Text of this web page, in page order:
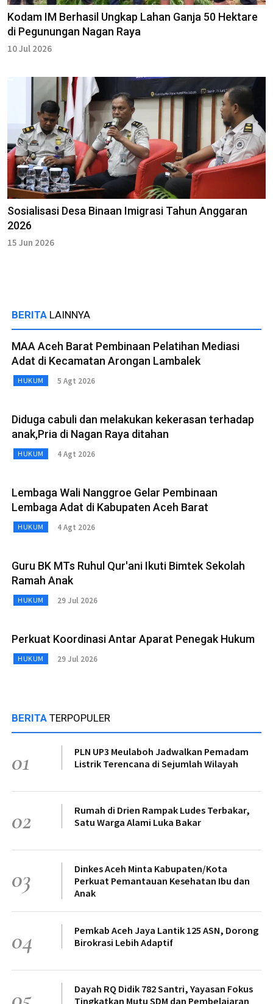
Kodam IM Berhasil Ungkap Lahan Ganja 50 Hektare
di Pegunungan Nagan Raya
10 Jul 2026
Sosialisasi Desa Binaan Imigrasi Tahun Anggaran
2026
15 Jun 2026
BERITA LAINNYA
MAA Aceh Barat Pembinaan Pelatihan Mediasi
Adat di Kecamatan Arongan Lambalek
HUKUM 5 Agt 2026
Diduga cabuli dan melakukan kekerasan terhadap
anak,Pria di Nagan Raya ditahan
HUKUM 4 Agt 2026
Lembaga Wali Nanggroe Gelar Pembinaan
Lembaga Adat di Kabupaten Aceh Barat
HUKUM 4 Agt 2026
Guru BK MTs Ruhul Qur'ani Ikuti Bimtek Sekolah
Ramah Anak
HUKUM 29 Jul 2026
Perkuat Koordinasi Antar Aparat Penegak Hukum
HUKUM 29 Jul 2026
BERITA TERPOPULER
01
PLN UP3 Meulaboh Jadwalkan Pemadam
Listrik Terencana di Sejumlah Wilayah
02
Rumah di Drien Rampak Ludes Terbakar,
Satu Warga Alami Luka Bakar
03
Dinkes Aceh Minta Kabupaten/Kota
Perkuat Pemantauan Kesehatan Ibu dan
Anak
04
Pemkab Aceh Jaya Lantik 125 ASN, Dorong
Birokrasi Lebih Adaptif
Dayah RQ Didik 782 Santri, Yayasan Fokus
Tingkatkan Mutu SDM dan Pembelajaran